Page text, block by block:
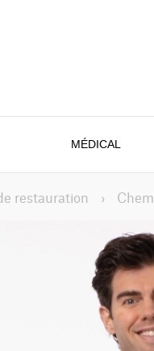
MÉDICAL
restauration ›